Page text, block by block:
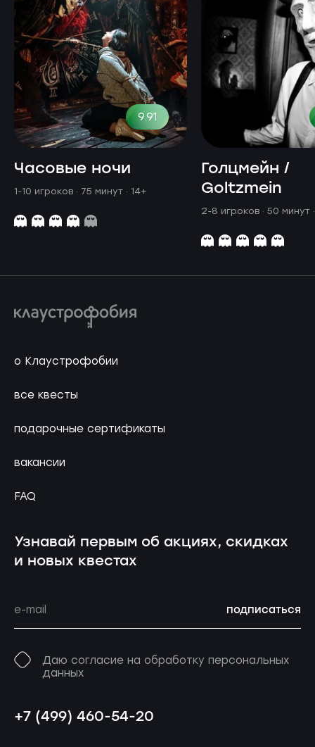
9.91
Часовые ночи
1-10 игроков · 75 минут · 14+
Голцмейн /
Goltzmein
2-8 игроков · 50 минут
о Клаустрофобии
все квесты
подарочные сертификаты
вакансии
FAQ
Узнавай первым об акциях, скидках
и новых квестах
подписаться
Даю согласие на обработку персональных
данных
+7 (499) 460-54-20